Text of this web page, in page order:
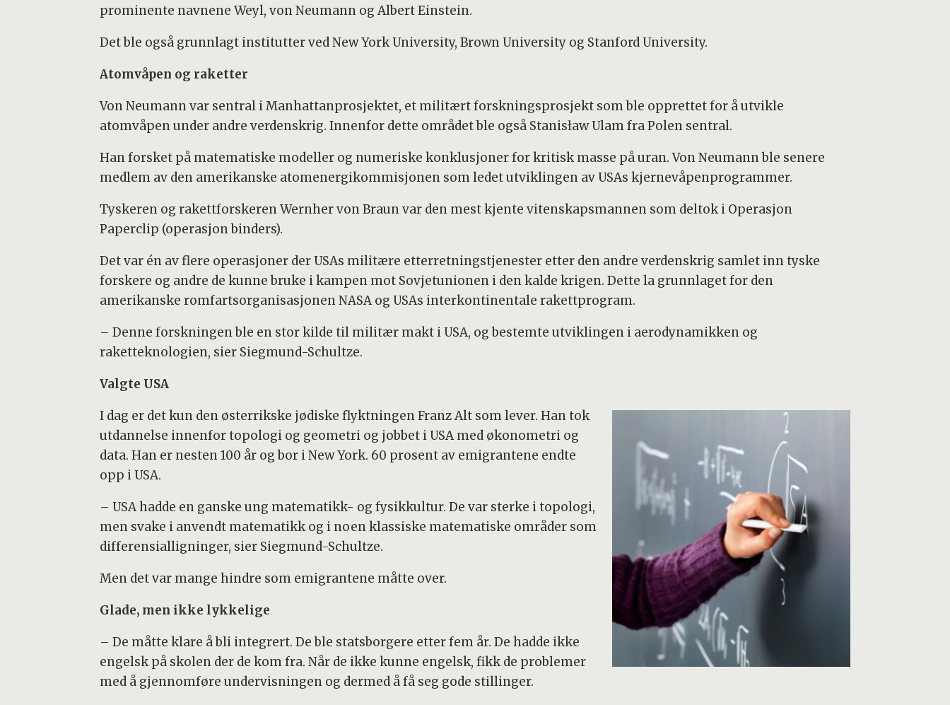
prominente navnene Weyl, von Neumann og Albert Einstein.
Det ble også grunnlagt institutter ved New York University, Brown University og Stanford University.
Atomvåpen og raketter
Von Neumann var sentral i Manhattanprosjektet, et militært forskningsprosjekt som ble opprettet for å utvikle
atomvåpen under andre verdenskrig. Innenfor dette området ble også Stanisław Ulam fra Polen sentral.
Han forsket på matematiske modeller og numeriske konklusjoner for kritisk masse på uran. Von Neumann ble senere
medlem av den amerikanske atomenergikommisjonen som ledet utviklingen av USAs kjernevåpenprogrammer.
Tyskeren og rakettforskeren Wernher von Braun var den mest kjente vitenskapsmannen som deltok i Operasjon
Paperclip (operasjon binders).
Det var én av flere operasjoner der USAs militære etterretningstjenester etter den andre verdenskrig samlet inn tyske
forskere og andre de kunne bruke i kampen mot Sovjetunionen i den kalde krigen. Dette la grunnlaget for den
amerikanske romfartsorganisasjonen NASA og USAs interkontinentale rakettprogram.
– Denne forskningen ble en stor kilde til militær makt i USA, og bestemte utviklingen i aerodynamikken og
raketteknologien, sier Siegmund-Schultze.
Valgte USA
I dag er det kun den østerrikske jødiske flyktningen Franz Alt som lever. Han tok
utdannelse innenfor topologi og geometri og jobbet i USA med økonometri og
data. Han er nesten 100 år og bor i New York. 60 prosent av emigrantene endte
opp i USA.
– USA hadde en ganske ung matematikk- og fysikkultur. De var sterke i topologi,
men svake i anvendt matematikk og i noen klassiske matematiske områder som
differensialligninger, sier Siegmund-Schultze.
Men det var mange hindre som emigrantene måtte over.
Glade, men ikke lykkelige
– De måtte klare å bli integrert. De ble statsborgere etter fem år. De hadde ikke
engelsk på skolen der de kom fra. Når de ikke kunne engelsk, fikk de problemer
med å gjennomføre undervisningen og dermed å få seg gode stillinger.